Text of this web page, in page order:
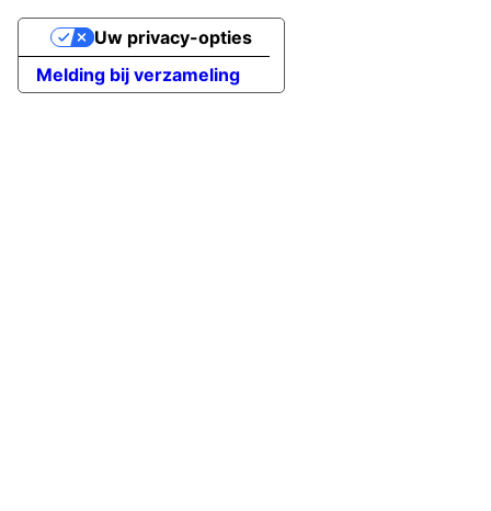
Melding bij verzameling
Uw privacy-opties